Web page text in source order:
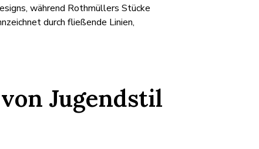
während Rothmüllers Stücke
durch fließende Linien,
Jugendstil